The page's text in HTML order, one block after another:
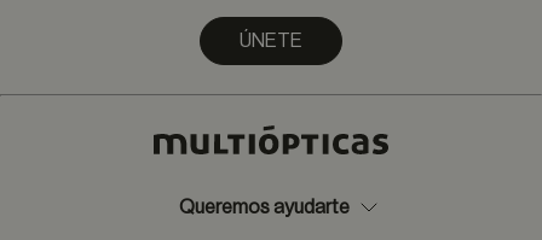
ÚNETE
Queremos ayudarte